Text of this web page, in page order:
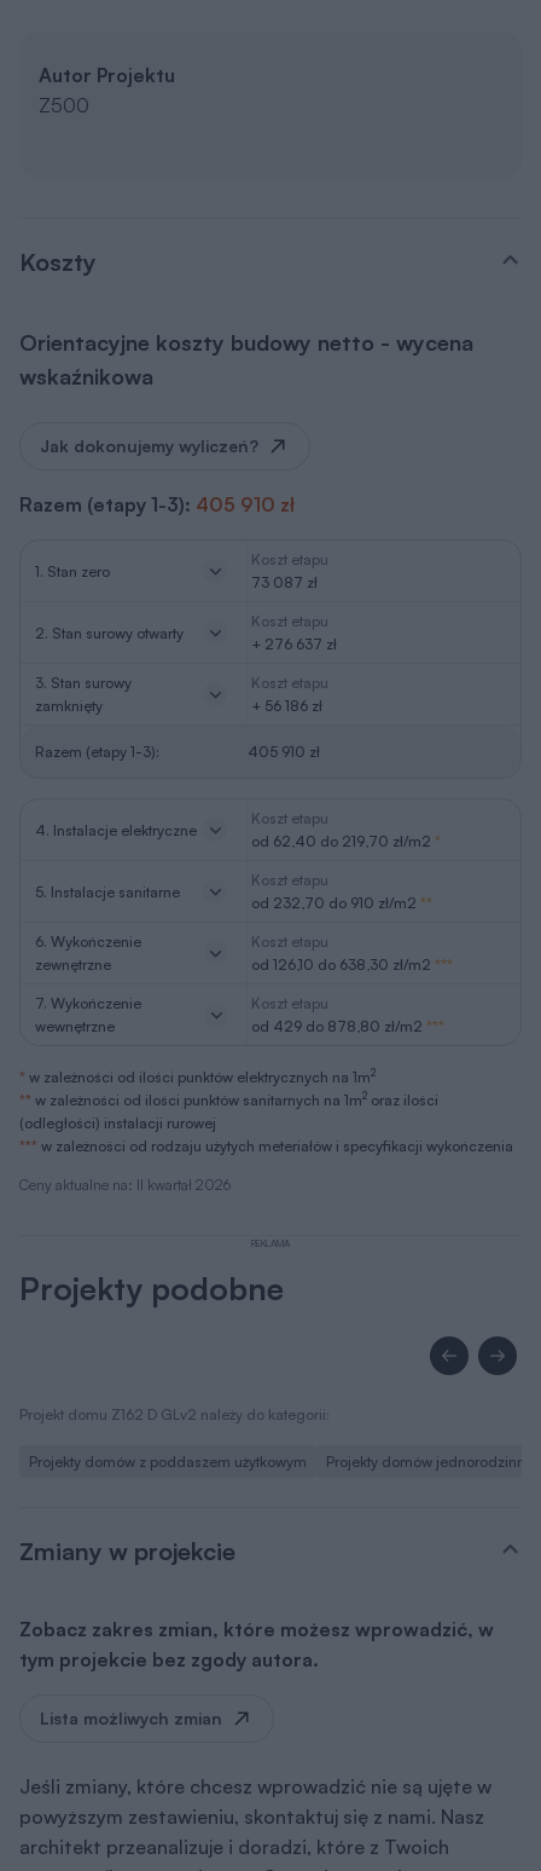
Autor Projektu
Z500
Koszty
Orientacyjne koszty budowy netto - wycena
wskaźnikowa
Ceny aktualne na: II kwartał 2026
Jak dokonujemy wyliczeń?
Razem (etapy 1-3): 405 910 zł
1. Stan zero
Koszt etapu
73 087 zł
2. Stan surowy otwarty
Koszt etapu
+ 276 637 zł
3. Stan surowy
zamknięty
Koszt etapu
+ 56 186 zł
Razem (etapy 1-3): 405 910 zł
4. Instalacje elektryczne
Koszt etapu
od 62,40 do 219,70 zł/m2 *
5. Instalacje sanitarne
Koszt etapu
od 232,70 do 910 zł/m2 **
6. Wykończenie
zewnętrzne
Koszt etapu
od 126,10 do 638,30 zł/m2 ***
7. Wykończenie
wewnętrzne
Koszt etapu
od 429 do 878,80 zł/m2 ***
* w zależności od ilości punktów elektrycznych na 1m2
** w zależności od ilości punktów sanitarnych na 1m2 oraz ilości
(odległości) instalacji rurowej
*** w zależności od rodzaju użytych meteriałów i specyfikacji wykończenia
REKLAMA
Projekty podobne
Projekt domu Z162 D GLv2 należy do kategorii:
Projekty domów z poddaszem użytkowym Projekty domów
Zmiany w projekcie
Zobacz zakres zmian, które możesz wprowadzić, w
tym projekcie bez zgody autora.
Lista możliwych zmian
Jeśli zmiany, które chcesz wprowadzić nie są ujęte w
powyższym zestawieniu, skontaktuj się z nami. Nasz
architekt przeanalizuje i doradzi, które z Twoich